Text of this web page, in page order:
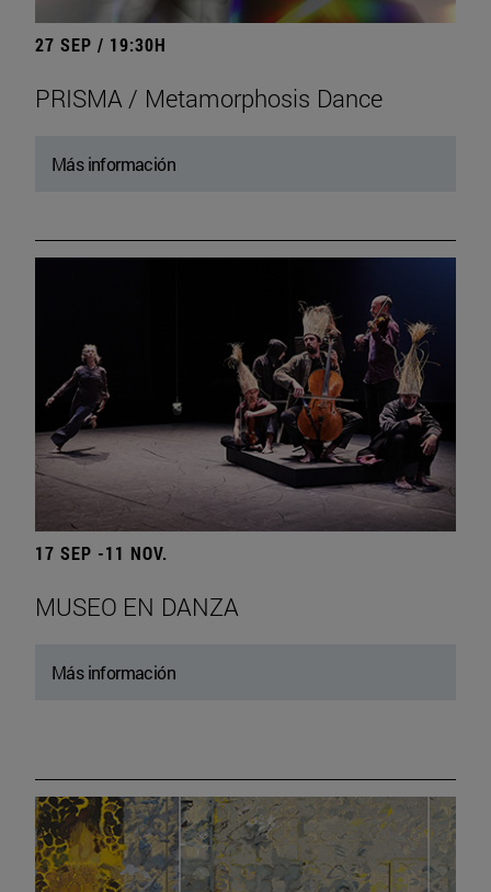
27 SEP / 19:30H
PRISMA / Metamorphosis Dance
Más información
17 SEP -11 NOV.
MUSEO EN DANZA
Más información